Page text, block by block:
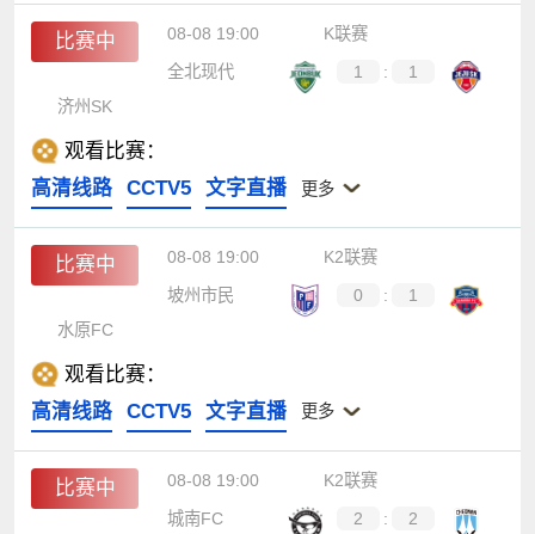
比赛中 08-08 19:00
K联赛
全北现代
1 :
1
济州SK
观看比赛：
高清线路
CCTV5 文字直播 更多
比赛中 08-08 19:00
K2联赛
坡州市民
0 :
1
水原FC
观看比赛：
高清线路
CCTV5 文字直播 更多
比赛中 08-08 19:00
K2联赛
城南FC
2 :
2